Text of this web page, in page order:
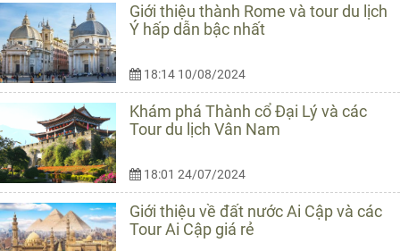
Giới thiệu thành Rome và tour du lịch
Ý hấp dẫn bậc nhất
18:14 10/08/2024
Khám phá Thành cổ Đại Lý và các
Tour du lịch Vân Nam
18:01 24/07/2024
Giới thiệu về đất nước Ai Cập và các
Tour Ai Cập giá rẻ